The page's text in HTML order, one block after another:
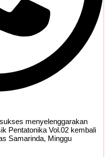
menyelenggarakan
Pentatonika Vol.02 kembali
Samarinda, Minggu